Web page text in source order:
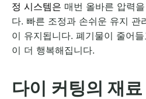
정 시스템은 매번 올바른 압력
다. 빠른 조정과 손쉬운 유지 관
이 유지됩니다. 폐기물이 줄어
이 더 행복해집니다.
다이 커팅의 재